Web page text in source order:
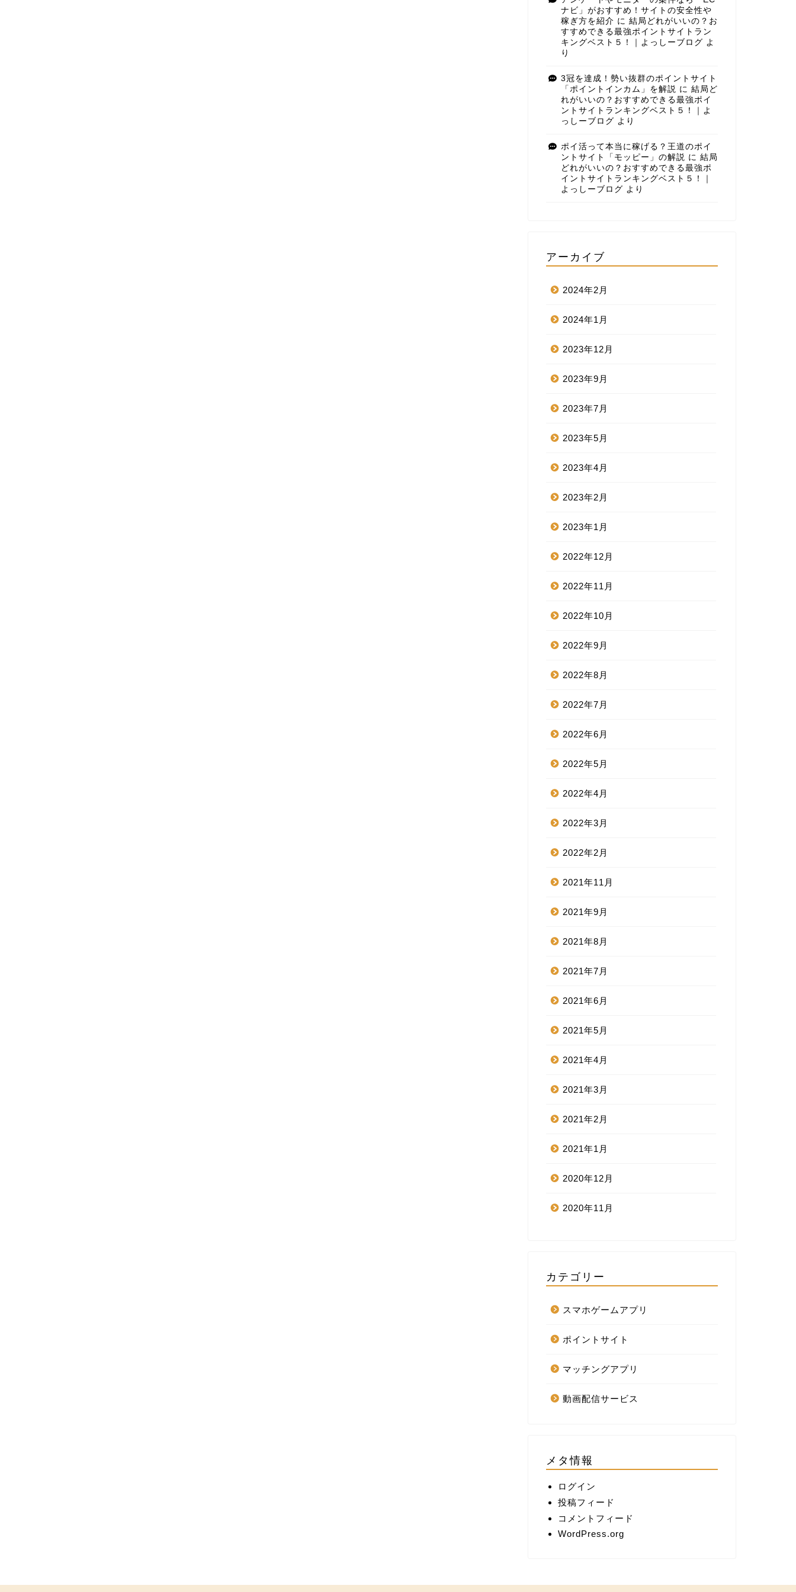
ナビ」がおすすめ！サイトの安全性や
稼ぎ方を紹介 に 結局どれがいいの？お
すすめできる最強ポイントサイトラン
キングベスト５！｜よっしーブログ よ
り
3冠を達成！勢い抜群のポイントサイト
「ポイントインカム」を解説 に 結局ど
れがいいの？おすすめできる最強ポイ
ントサイトランキングベスト５！｜よ
っしーブログ より
ポイ活って本当に稼げる？王道のポイ
ントサイト「モッピー」の解説 に 結局
どれがいいの？おすすめできる最強ポ
イントサイトランキングベスト５！｜
よっしーブログ より
アーカイブ
2024年2月
2024年1月
2023年12月
2023年9月
2023年7月
2023年5月
2023年4月
2023年2月
2023年1月
2022年12月
2022年11月
2022年10月
2022年9月
2022年8月
2022年7月
2022年6月
2022年5月
2022年4月
2022年3月
2022年2月
2021年11月
2021年9月
2021年8月
2021年7月
2021年6月
2021年5月
2021年4月
2021年3月
2021年2月
2021年1月
2020年12月
2020年11月
カテゴリー
スマホゲームアプリ
ポイントサイト
マッチングアプリ
動画配信サービス
メタ情報
ログイン
投稿フィード
コメントフィード
WordPress.org